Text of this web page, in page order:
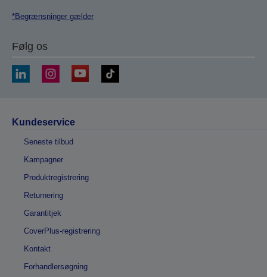
*Begrænsninger gælder
Følg os
Kundeservice
Seneste tilbud
Kampagner
Produktregistrering
Returnering
Garantitjek
CoverPlus-registrering
Kontakt
Forhandlersøgning